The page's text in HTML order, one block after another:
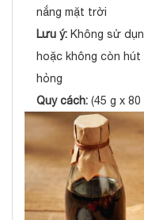
nắng mặt trời
Lưu ý: Không sử
hoặc không còn hút
hỏng
Quy cách: (45 g x